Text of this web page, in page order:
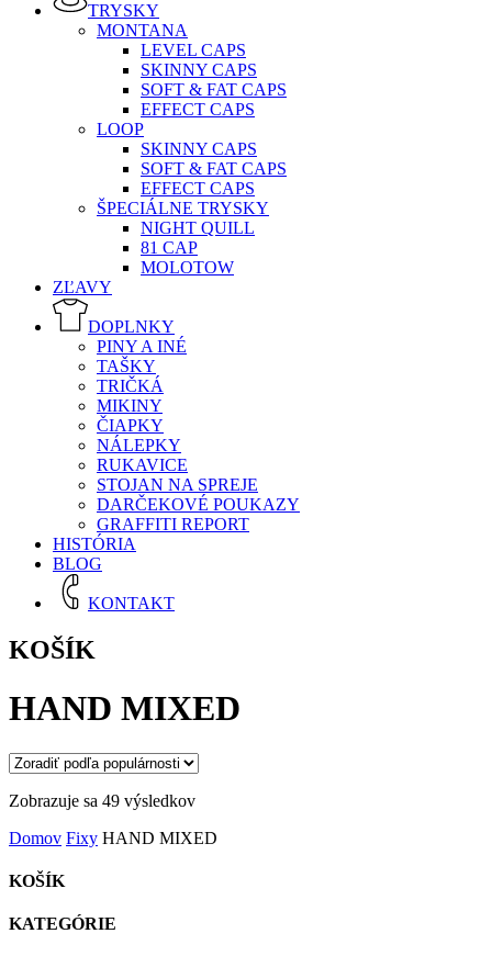
TRYSKY
MONTANA
LEVEL CAPS
SKINNY CAPS
SOFT & FAT CAPS
EFFECT CAPS
LOOP
SKINNY CAPS
SOFT & FAT CAPS
EFFECT CAPS
ŠPECIÁLNE TRYSKY
NIGHT QUILL
81 CAP
MOLOTOW
ZĽAVY
DOPLNKY
PINY A INÉ
TAŠKY
TRIČKÁ
MIKINY
ČIAPKY
NÁLEPKY
RUKAVICE
STOJAN NA SPREJE
DARČEKOVÉ POUKAZY
GRAFFITI REPORT
HISTÓRIA
BLOG
KONTAKT
KOŠÍK
HAND MIXED
Zobrazuje sa 49 výsledkovZoradené
popularity
Domov Fixy HAND MIXED
KOŠÍK
KATEGÓRIE